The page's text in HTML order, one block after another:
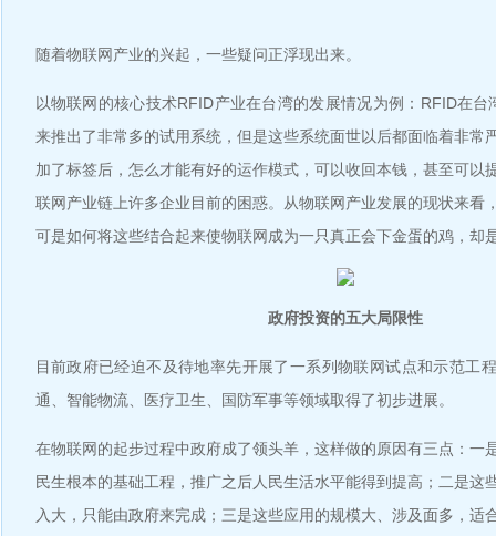
随着物联网产业的兴起，一些疑问正浮现出来。
以物联网的核心技术RFID产业在台湾的发展情况为例：RFID在
来推出了非常多的试用系统，但是这些系统面世以后都面临着非
加了标签后，怎么才能有好的运作模式，可以收回本钱，甚至可以
联网产业链上许多企业目前的困惑。从物联网产业发展的现状来看
可是如何将这些结合起来使物联网成为一只真正会下金蛋的鸡，却
政府投资的五大局限性
目前政府已经迫不及待地率先开展了一系列物联网试点和示范工
通、智能物流、医疗卫生、国防军事等领域取得了初步进展。
在物联网的起步过程中政府成了领头羊，这样做的原因有三点：一
民生根本的基础工程，推广之后人民生活水平能得到提高；二是这
入大，只能由政府来完成；三是这些应用的规模大、涉及面多，适